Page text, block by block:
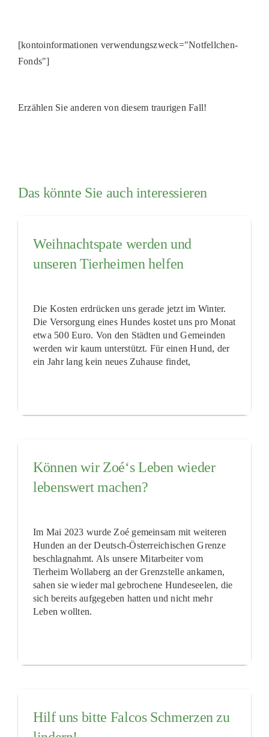
[kontoinformationen verwendungszweck="Notfellchen-
Fonds"]
Erzählen Sie anderen von diesem traurigen Fall!
Das könnte Sie auch interessieren
Weihnachtspate werden und
unseren Tierheimen helfen
Die Kosten erdrücken uns gerade jetzt im Winter.
Die Versorgung eines Hundes kostet uns pro Monat
etwa 500 Euro. Von den Städten und Gemeinden
werden wir kaum unterstützt. Für einen Hund, der
ein Jahr lang kein neues Zuhause findet,
Können wir Zoé‘s Leben wieder
lebenswert machen?
Im Mai 2023 wurde Zoé gemeinsam mit weiteren
Hunden an der Deutsch-Österreichischen Grenze
beschlagnahmt. Als unsere Mitarbeiter vom
Tierheim Wollaberg an der Grenzstelle ankamen,
sahen sie wieder mal gebrochene Hundeseelen, die
sich bereits aufgegeben hatten und nicht mehr
Leben wollten.
Hilf uns bitte Falcos Schmerzen zu